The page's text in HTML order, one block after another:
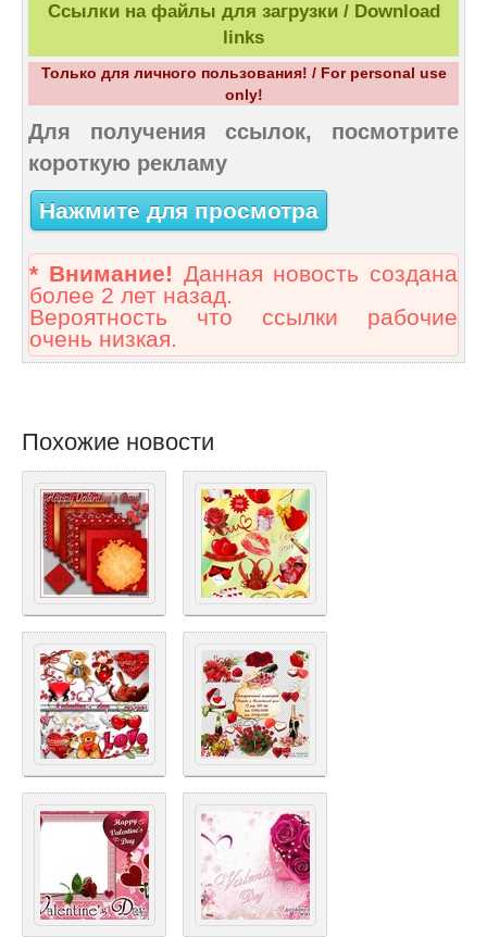
Ссылки на файлы для загрузки / Download
links
Только для личного пользования! / For personal use
only!
Для получения ссылок, посмотрите
короткую рекламу
Нажмите для просмотра
* Внимание! Данная новость создана
более 2 лет назад.
Вероятность что ссылки рабочие
очень низкая.
Похожие новости